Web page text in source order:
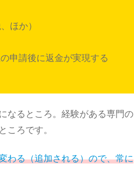
ほか）
申請後に返金が実現する
なるところ。経験がある専門の
ころです。
わる（追加される）ので、常に